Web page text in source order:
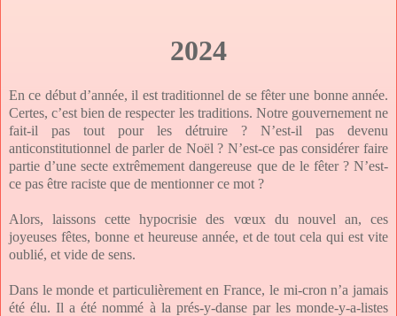
2024
En ce début d’année, il est traditionnel de se fêter une bonne année.
Certes, c’est bien de respecter les traditions. Notre gouvernement ne
fait-il pas tout pour les détruire ? N’est-il pas devenu
anticonstitutionnel de parler de Noël ? N’est-ce pas considérer faire
partie d’une secte extrêmement dangereuse que de le fêter ? N’est-
ce pas être raciste que de mentionner ce mot ?
Alors, laissons cette hypocrisie des vœux du nouvel an, ces
joyeuses fêtes, bonne et heureuse année, et de tout cela qui est vite
oublié, et vide de sens.
Dans le monde et particulièrement en France, le mi-cron n’a jamais
été élu. Il a été nommé à la prés-y-danse par les monde-y-a-listes